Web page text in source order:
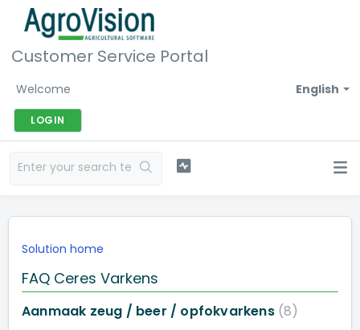
Customer Service Portal
English
Welcome
LOGIN
Solution home
FAQ Ceres Varkens
Aanmaak zeug / beer / opfokvarkens 8